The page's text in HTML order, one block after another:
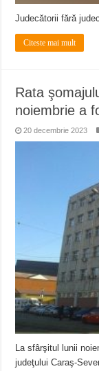
Judecătorii fără
Citeste mai mult
Rata
noiembrie a
20 decembrie 2023
La sfârşitul lunii
judeţului Caraş-